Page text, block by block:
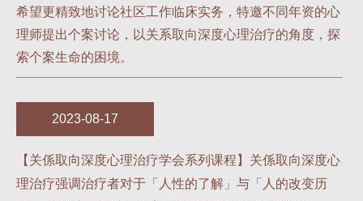
希望更精致地讨论社区工作临床实务，特邀不同年资的心
理师提出个案讨论，以关系取向深度心理治疗的角度，探
索个案生命的困境。
2023-08-17
【关係取向深度心理治疗学会系列课程】关係取向深度心
理治疗强调治疗者对于「人性的了解」与「人的改变历